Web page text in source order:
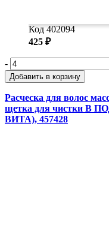
Код 402094
425 ₽
-
Добавить в корзину
Расческа для волос
щетка для чистки В
ВИТА), 457428